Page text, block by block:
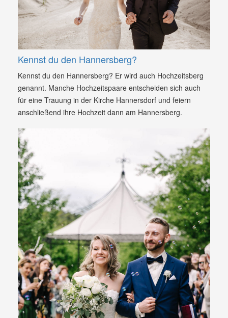
Kennst du den Hannersberg?
Kennst du den Hannersberg? Er wird auch Hochzeitsberg
genannt. Manche Hochzeitspaare entscheiden sich auch
für eine Trauung in der Kirche Hannersdorf und feiern
anschließend ihre Hochzeit dann am Hannersberg.